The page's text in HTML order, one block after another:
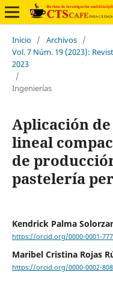
Inicio / Archivos /
Vol. 7 Núm. 19 (2023):
2023
/
Ingenierías
Aplicación
lineal
de
pastelería
Kendrick Palma
https://orcid.org/0000-0001-
Maribel Cristina Rojas
https://orcid.org/0000-0002-